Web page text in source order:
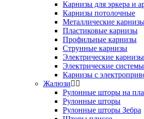
Карнизы для эркера и
Карнизы потолочные
Металлические
Пластиковые карнизы
Профильные карнизы
Струнные карнизы
Электрические карнизы
Электрические
Карнизы с
Жалюзи
Рулонные шторы на
Рулонные шторы
Рулонные шторы Зебра